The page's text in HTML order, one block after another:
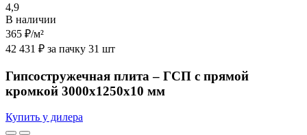
4,9
В наличии
365 ₽/м²
42 431 ₽ за пачку 31 шт
Гипсостружечная плита – ГСП с прямой
кромкой 3000х1250х10 мм
Купить у дилера